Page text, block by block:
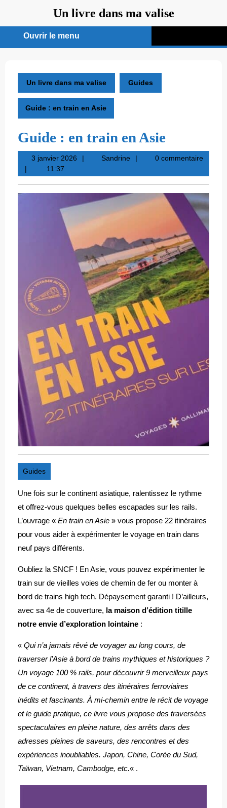
contenu
Un livre dans ma valise
Ouvrir le menu
menu
Un livre dans ma valise Guides
Guide : en train en Asie
Guide : en train en Asie
3 janvier 20263
2026
SandrineSandrine0 commentaire
11:37
Guides
Une fois sur le continent asiatique, ralentissez le rythme
et offrez-vous quelques belles escapades sur les rails.
L’ouvrage « En train en Asie » vous propose 22 itinéraires
pour vous aider à expérimenter le voyage en train dans
neuf pays différents.
Oubliez la SNCF ! En Asie, vous pouvez expérimenter le
train sur de vieilles voies de chemin de fer ou monter à
bord de trains high tech. Dépaysement garanti ! D’ailleurs,
avec sa 4e de couverture, la maison d’édition titille
notre envie d’exploration lointaine :
« Qui n’a jamais rêvé de voyager au long cours, de
traverser l’Asie à bord de trains mythiques et historiques ?
Un voyage 100 % rails, pour découvrir 9 merveilleux pays
de ce continent, à travers des itinéraires ferroviaires
inédits et fascinants. À mi-chemin entre le récit de voyage
et le guide pratique, ce livre vous propose des traversées
spectaculaires en pleine nature, des arrêts dans des
adresses pleines de saveurs, des rencontres et des
expériences inoubliables. Japon, Chine, Corée du Sud,
Taïwan, Vietnam, Cambodge, etc.« .